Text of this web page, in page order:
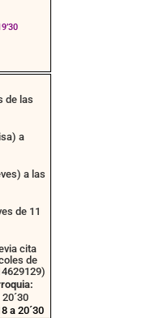
tir
de las
a
a las
de 11
cita
de
a 20´30